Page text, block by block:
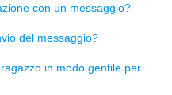
con un messaggio?
del messaggio?
in modo gentile per